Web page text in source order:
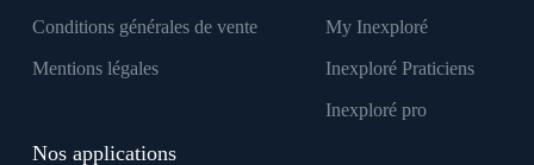
Conditions générales de vente
Mentions légales
My Inexploré
Inexploré Praticiens
Inexploré pro
Nos applications